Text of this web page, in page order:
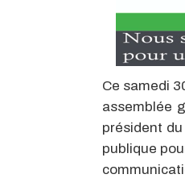
Ce samedi
assemblée
président
publique